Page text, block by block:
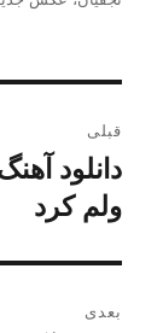
نوشته
قبلی
نوشته
قبلی:
دانلود
ولم کرد
بعدی